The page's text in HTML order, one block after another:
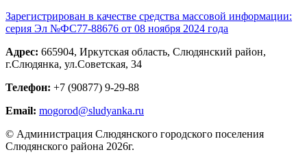
Зарегистрирован в качестве средства массовой информации:
серия Эл №ФС77-88676 от 08 ноября 2024 года
Адрес: 665904, Иркутская область, Слюдянский район,
г.Слюдянка, ул.Советская, 34
Телефон: +7 (90877) 9-29-88
Email: mogorod@sludyanka.ru
© Администрация Слюдянского городского поселения
Слюдянского района 2026г.